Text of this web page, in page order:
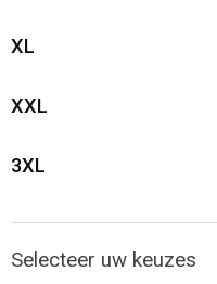
XL
XXL
3XL
Selecteer uw keuzes